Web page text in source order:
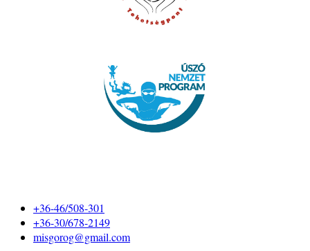
+36-46/508-301
+36-30/678-2149
misgorog@gmail.com